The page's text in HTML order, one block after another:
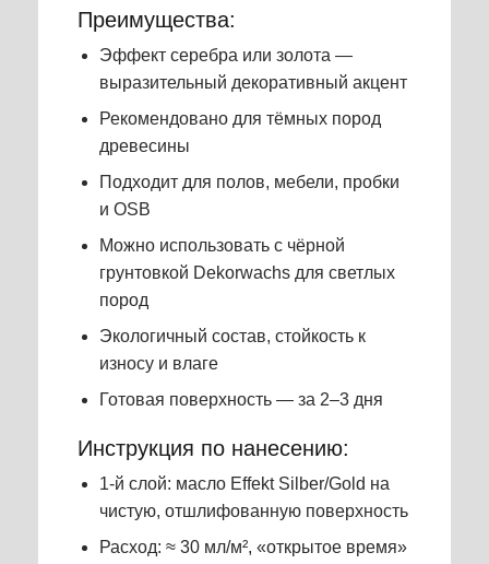
Преимущества:
Эффект серебра или золота —
выразительный декоративный акцент
Рекомендовано для тёмных пород
древесины
Подходит для полов, мебели, пробки
и OSB
Можно использовать с чёрной
грунтовкой Dekorwachs для светлых
пород
Экологичный состав, стойкость к
износу и влаге
Готовая поверхность — за 2–3 дня
Инструкция по нанесению:
1-й слой: масло Effekt Silber/Gold на
чистую, отшлифованную поверхность
Расход: ≈ 30 мл/м², «открытое время»